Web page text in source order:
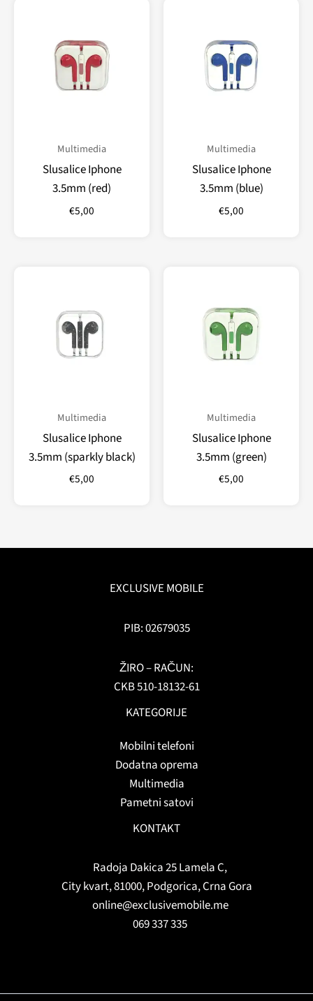
Multimedia
Slusalice Iphone
3.5mm (red)
€5,00
Multimedia
Slusalice Iphone
3.5mm (blue)
€5,00
Multimedia
Slusalice Iphone
3.5mm (sparkly black)
€5,00
Multimedia
Slusalice Iphone
3.5mm (green)
€5,00
EXCLUSIVE MOBILE
PIB: 02679035
ŽIRO – RAČUN:
CKB 510-18132-61
KATEGORIJE
Mobilni telefoni
Dodatna oprema
Multimedia
Pametni satovi
KONTAKT
Radoja Dakica 25 Lamela C,
City kvart, 81000, Podgorica, Crna Gora
online@exclusivemobile.me
069 337 335